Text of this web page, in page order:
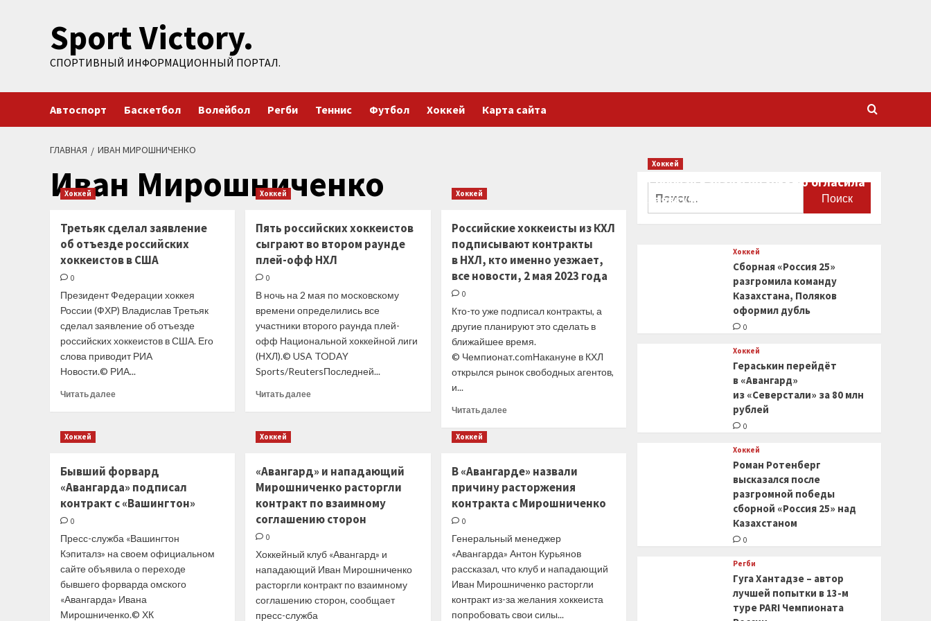
содержимомуSport Victory.
СПОРТИВНЫЙ ИНФОРМАЦИОННЫЙ ПОРТАЛ.
Автоспорт Баскетбол Волейбол Регби Теннис Футбол Хоккей Карта сайта
ГЛАВНАЯ ИВАН МИРОШНИЧЕНКО
Иван Мирошниченко
Хоккей
Третьяк сделал заявление
об отъезде российских
хоккеистов в США
0
Президент Федерации хоккея
России (ФХР) Владислав Третьяк
сделал заявление об отъезде
российских хоккеистов в США. Его
слова приводит РИА
Новости.© РИА...
Читать далееПрочитать
об отъезде
российских
хоккеистов
в США
Хоккей
Пять российских хоккеистов
сыграют во втором раунде
плей-офф НХЛ
0
В ночь на 2 мая по московскому
времени определились все
участники второго раунда плей-
офф Национальной хоккейной лиги
(НХЛ).© USA TODAY
Sports/ReutersПоследней...
Читать далееПрочитать
сыграют
во втором
плей-
офф
Хоккей
Российские хоккеисты из КХЛ
подписывают контракты
в НХЛ, кто именно уезжает,
все новости, 2 мая 2023 года
0
Кто-то уже подписал контракты, а
другие планируют это сделать в
ближайшее время.
© Чемпионат.comНакануне в КХЛ
открылся рынок свободных агентов,
и...
Читать далееПрочитать
из КХЛ
подписывают
контракты
именно
уезжает,
все
2023
года
Хоккей
Бывший форвард
«Авангарда» подписал
контракт с «Вашингтон»
0
Пресс-служба «Вашингтон
Кэпиталз» на своем официальном
сайте объявила о переходе
бывшего форварда омского
«Авангарда» Ивана
Мирошниченко.© ХК
Хоккей
«Авангард» и нападающий
Мирошниченко расторгли
контракт по взаимному
соглашению сторон
0
Хоккейный клуб «Авангард» и
нападающий Иван Мирошниченко
расторгли контракт по взаимному
соглашению сторон, сообщает
пресс-служба
Хоккей
В «Авангарде» назвали
причину расторжения
контракта с Мирошниченко
0
Генеральный менеджер
«Авангарда» Антон Курьянов
рассказал, что клуб и нападающий
Иван Мирошниченко расторгли
контракт из-за желания хоккеиста
попробовать свои силы...
Хоккей
Сборная Канады по хоккею огласила
заявку на чемпионат мира
Хоккей
Сборная «Россия 25»
разгромила команду
Казахстана, Поляков
оформил дубль
0
Хоккей
Гераськин перейдёт
в «Авангард»
из «Северстали» за 80 млн
рублей
0
Хоккей
Роман Ротенберг
высказался после
разгромной победы
сборной «Россия 25» над
Казахстаном
0
Регби
Гуга Хантадзе – автор
лучшей попытки в 13-м
туре PARI Чемпионата